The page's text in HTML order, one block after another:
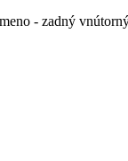
- zadný